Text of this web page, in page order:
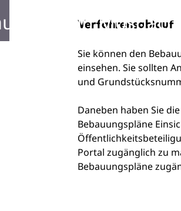
in Mosbach
Verfahrensablauf
Sie können den
einsehen. Sie sollten
und
Daneben haben Sie
Bebauungspläne
Portal zugänglich zu
Bebauungspläne